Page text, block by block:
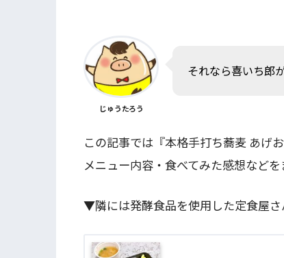
じゅうたろう
それなら喜いち郎
この記事では『本格手打ち蕎麦 あげ
メニュー内容・食べてみた感想などを
▼隣には発酵食品を使用した定食屋さ